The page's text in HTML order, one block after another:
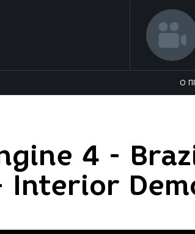
О
4 -
Interior